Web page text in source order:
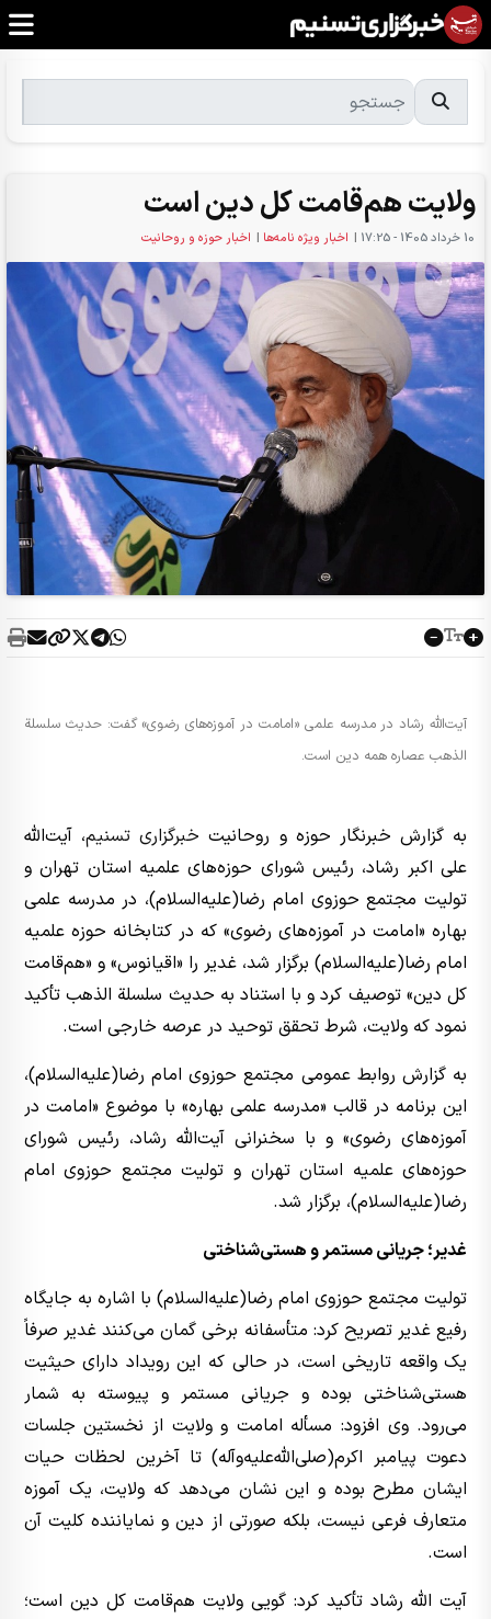
ولایت هم‌قامت کل دین است
10 خرداد 1405 - 17:25 | اخبار ویژه نامه‌ها | اخبار حوزه و روحانیت
آیت‌الله رشاد در مدرسه علمی «امامت در آموزه‌های رضوی» گفت: حدیث سلسلة
الذهب عصاره همه دین است.
به گزارش خبرنگار حوزه و روحانیت خبرگزاری تسنیم، آیت‌الله
علی اکبر رشاد، رئیس شورای حوزه‌های علمیه استان تهران و
تولیت مجتمع حوزوی امام رضا(علیه‌السلام)، در مدرسه علمی
بهاره «امامت در آموزه‌های رضوی» که در کتابخانه حوزه علمیه
امام رضا(علیه‌السلام) ‌برگزار شد، غدیر را «اقیانوس» و «هم‌قامت
کل دین» توصیف کرد و با استناد به حدیث سلسلة الذهب تأکید
نمود که ولایت، شرط تحقق توحید در عرصه خارجی است.
به گزارش روابط عمومی مجتمع حوزوی امام رضا(علیه‌السلام)،
این برنامه در قالب «مدرسه علمی بهاره» با موضوع «امامت در
آموزه‌های رضوی» و با سخنرانی آیت‌الله رشاد، رئیس شورای
حوزه‌های علمیه استان تهران و تولیت مجتمع حوزوی امام
رضا(علیه‌السلام)، برگزار شد.
غدیر؛ جریانی مستمر و هستی‌شناختی
تولیت مجتمع حوزوی امام رضا(علیه‌السلام) با اشاره به جایگاه
رفیع غدیر تصریح کرد: متأسفانه برخی گمان می‌کنند غدیر صرفاً
یک واقعه تاریخی است، در حالی که این رویداد دارای حیثیت
هستی‌شناختی بوده و جریانی مستمر و پیوسته به شمار
می‌رود. وی افزود: مسأله امامت و ولایت از نخستین جلسات
دعوت پیامبر اکرم(صلی‌الله‌علیه‌وآله) تا آخرین لحظات حیات
ایشان مطرح بوده و این نشان می‌دهد که ولایت، یک آموزه
متعارف فرعی نیست، بلکه صورتی از دین و نمایاننده کلیت آن
است.
آیت الله رشاد تأکید کرد: گویی ولایت هم‌قامت کل دین است؛